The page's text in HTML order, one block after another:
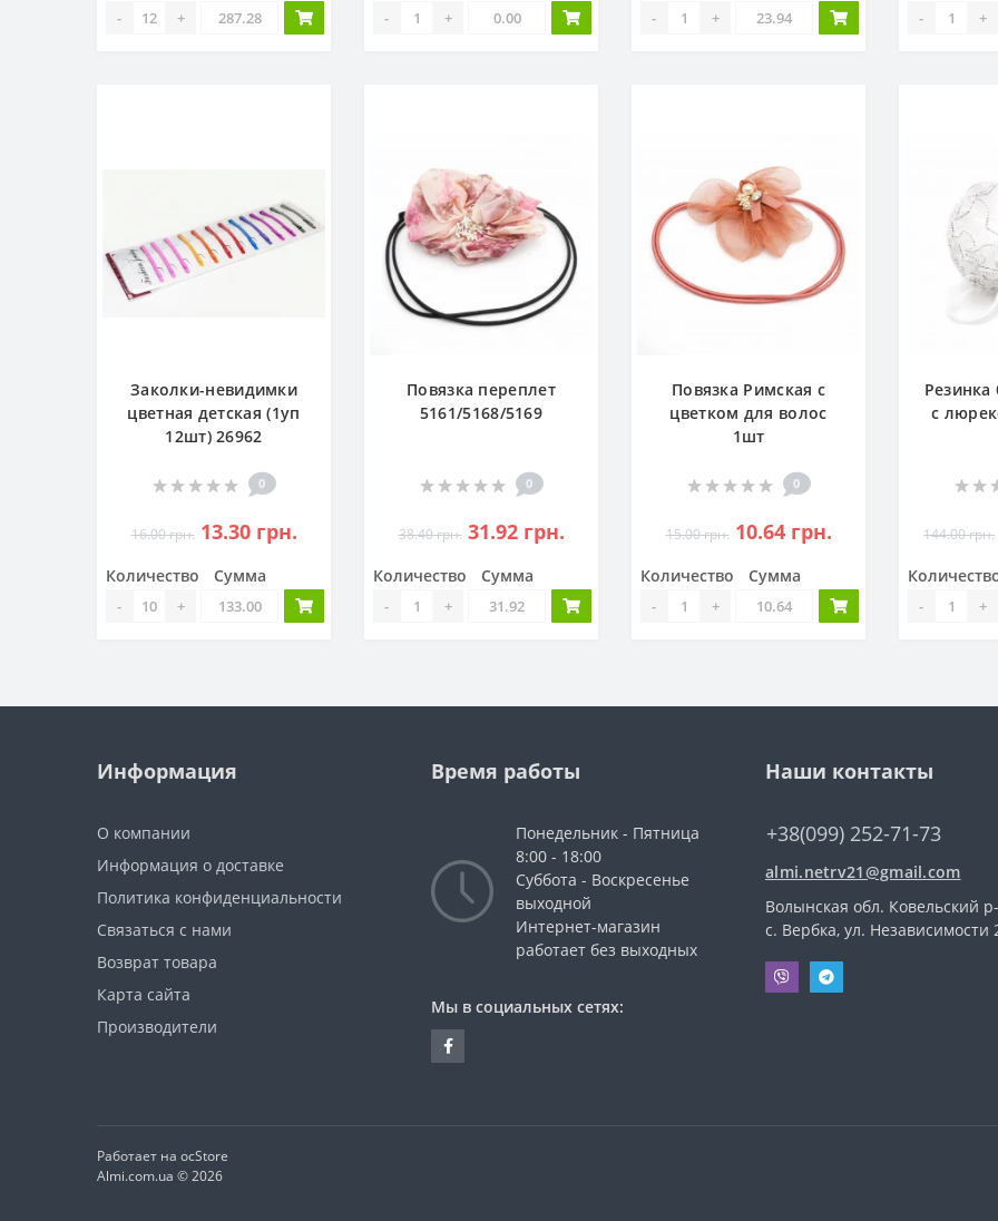
- + - + - + - +
Заколки-невидимки
цветная детская (1уп
12шт) 26962
0
16.00 грн. 13.30 грн.
Количество
- +
Сумма
Повязка переплет
5161/5168/5169
0
38.40 грн. 31.92 грн.
Количество
- +
Сумма
Повязка Римская с
цветком для волос
1шт
0
15.00 грн. 10.64 грн.
Количество
- +
Сумма
с
144.00 грн.
- +
Информация
О компании
Информация о доставке
Политика конфиденциальности
Связаться с нами
Возврат товара
Карта сайта
Производители
Время работы
Понедельник - Пятница
8:00 - 18:00
Суббота - Воскресенье
выходной
Интернет-магазин
работает без выходных
Мы в социальных сетях:
Наши контакты
+38(099) 252-71-73
almi.netrv21@gmail.com
Волынская обл. Ковельский
с. Вербка, ул. Независимости
Работает на ocStore
Almi.com.ua © 2026